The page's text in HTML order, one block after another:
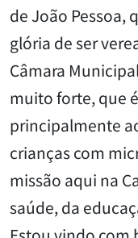
de João Pessoa,
glória de ser
Câmara
muito forte, que
principalmente
crianças com
missão aqui na
saúde, da